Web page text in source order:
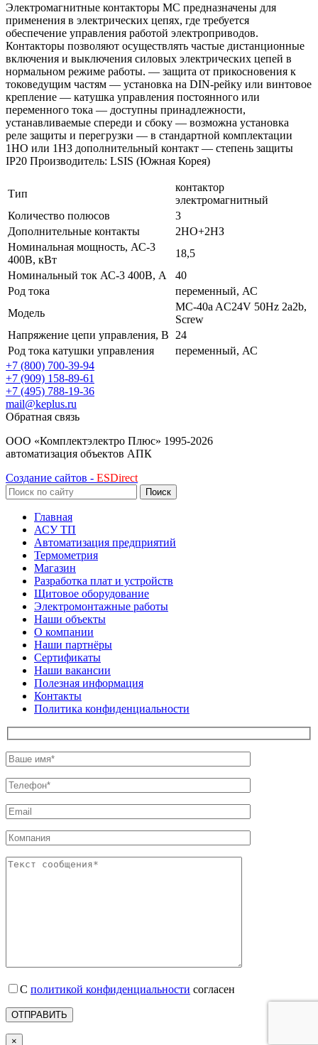
Электромагнитные контакторы MC предназначены для
применения в электрических цепях, где требуется
обеспечение управления работой электроприводов.
Контакторы позволяют осуществлять частые дистанционные
включения и выключения силовых электрических цепей в
нормальном режиме работы. — защита от прикосновения к
токоведущим частям — установка на DIN-рейку или винтовое
крепление — катушка управления постоянного или
переменного тока — доступны принадлежности,
устанавливаемые спереди и сбоку — возможна установка
реле защиты и перегрузки — в стандартной комплектации
1НО или 1НЗ дополнительный контакт — степень защиты
IP20 Производитель: LSIS (Южная Корея)
Тип
контактор
электромагнитный
Количество полюсов
3
Дополнительные контакты
2НО+2НЗ
Номинальная мощность, АС-3
400В, кВт
18,5
Номинальный ток АС-3 400В, А
40
Род тока
переменный, АС
Модель
MC-40a AC24V 50Hz 2a2b,
Screw
Напряжение цепи управления, В
24
Род тока катушки управления
переменный, АС
+7 (800) 700-39-94
+7 (909) 158-89-61
+7 (495) 788-19-36
mail@keplus.ru
Обратная связь
ООО «Комплектэлектро Плюс» 1995-2026
автоматизация объектов АПК
Создание сайтов - ESDirect
Поиск
Главная
АСУ ТП
Автоматизация предприятий
Термометрия
Магазин
Разработка плат и устройств
Щитовое оборудование
Электромонтажные работы
Наши объекты
О компании
Наши партнёры
Сертификаты
Наши вакансии
Полезная информация
Контакты
Политика конфиденциальности
С политикой конфиденциальности согласен
×